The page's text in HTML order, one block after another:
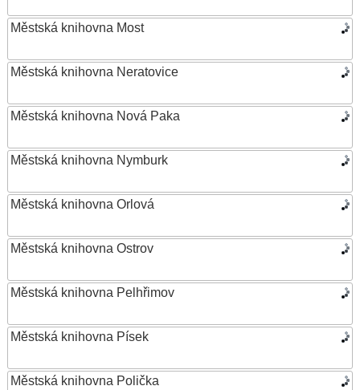
Městská knihovna Most
Městská knihovna Neratovice
Městská knihovna Nová Paka
Městská knihovna Nymburk
Městská knihovna Orlová
Městská knihovna Ostrov
Městská knihovna Pelhřimov
Městská knihovna Písek
Městská knihovna Polička